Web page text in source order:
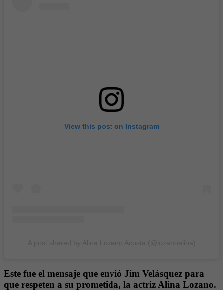
View this post on Instagram
Este fue el mensaje que envió Jim Velásquez para
que respeten a su prometida, la actriz Alina Lozano.